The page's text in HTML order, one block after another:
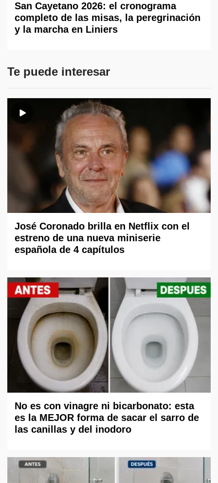
San Cayetano 2026: el cronograma
completo de las misas, la peregrinación
y la marcha en Liniers
Te puede interesar
José Coronado brilla en Netflix con el
estreno de una nueva miniserie
española de 4 capítulos
No es con vinagre ni bicarbonato: esta
es la MEJOR forma de sacar el sarro de
las canillas y del inodoro